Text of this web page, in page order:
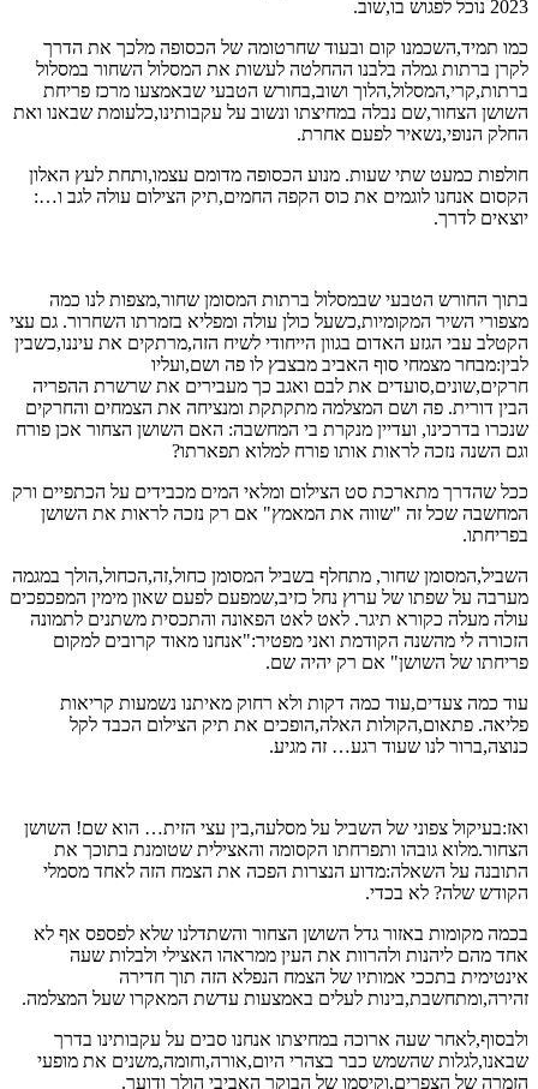
2023 נוכל לפגוש בו,שוב.
כמו תמיד,השכמנו קום ובעוד שחרטומה של הכסופה מלכך את הדרך
לקרן ברתות גמלה בלבנו ההחלטה לעשות את המסלול השחור במסלול
ברתות,קרי,המסלול,הלוך ושוב,בחורש הטבעי שבאמצעו מרכז פריחת
השושן הצחור,שם נבלה במחיצתו ונשוב על עקבותינו,כלעומת שבאנו ואת
החלק הנופי,נשאיר לפעם אחרת.
חולפות כמעט שתי שעות. מנוע הכסופה מדומם עצמו,ותחת לעץ האלון
הקסום אנחנו לוגמים את כוס הקפה החמים,תיק הצילום עולה לגב ו…:
יוצאים לדרך.
בתוך החורש הטבעי שבמסלול ברתות המסומן שחור,מצפות לנו כמה
מצפורי השיר המקומיות,כשעל כולן עולה ומפליא בזמרתו השחרור. גם עצי
הקטלב עבי הגזע האדום בגוון הייחודי לשיח הזה,מרתקים את עיננו,כשבין
לבין:מבחר מצמחי סוף האביב מבצבץ לו פה ושם,ועליו
חרקים,שונים,סועדים את לבם ואגב כך מעבירים את שרשרת ההפריה
הבין דורית. פה ושם המצלמה מתקתקת ומנציחה את הצמחים והחרקים
שנכרו בדרכינו, ועדיין מנקרת בי המחשבה: האם השושן הצחור אכן פורח
וגם השנה נזכה לראות אותו פורח למלוא תפארתו?
ככל שהדרך מתארכת סט הצילום ומלאי המים מכבידים על הכתפיים ורק
המחשבה שכל זה "שווה את המאמץ" אם רק נזכה לראות את השושן
בפריחתו.
השביל,המסומן שחור, מתחלף בשביל המסומן כחול,זה,הכחול,הולך במגמה
מערבה על שפתו של ערוץ נחל כזיב,שמפעם לפעם שאון מימין המפכפכים
עולה מעלה כקורא תיגר. לאט לאט הפאונה והתכסית משתנים לתמונה
הזכורה לי מהשנה הקודמת ואני מפטיר:"אנחנו מאוד קרובים למקום
פריחתו של השושן" אם רק יהיה שם.
עוד כמה צעדים,עוד כמה דקות ולא רחוק מאיתנו נשמעות קריאות
פליאה. פתאום,הקולות האלה,הופכים את תיק הצילום הכבד לקל
כנוצה,ברור לנו שעוד רגע… זה מגיע.
ואז:בעיקול צפוני של השביל על מסלעה,בין עצי הזית… הוא שם! השושן
הצחור.מלוא גובהו ותפרחתו הקסומה והאצילית שטומנת בתוכך את
התובנה על השאלה:מדוע הנצרות הפכה את הצמח הזה לאחד מסמלי
הקודש שלה? לא בכדי.
בכמה מקומות באזור גדל השושן הצחור והשתדלנו שלא לפספס אף לא
אחד מהם ליהנות ולהרוות את העין ממראהו האצילי ולבלות שעה
אינטימית בתככי אמותיו של הצמח הנפלא הזה תוך חדירה
זהירה,ומתחשבת,בינות לעלים באמצעות עדשת המאקרו שעל המצלמה.
ולבסוף,לאחר שעה ארוכה במחיצתו אנחנו סבים על עקבותינו בדרך
שבאנו,לגלות שהשמש כבר בצהרי היום,אורה,וחומה,משנים את מופעי
הזמרה של הצפרים,וקיסמו של הבוקר האביבי הולך ודועך.